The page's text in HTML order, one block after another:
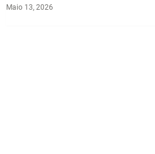
Maio 13, 2026